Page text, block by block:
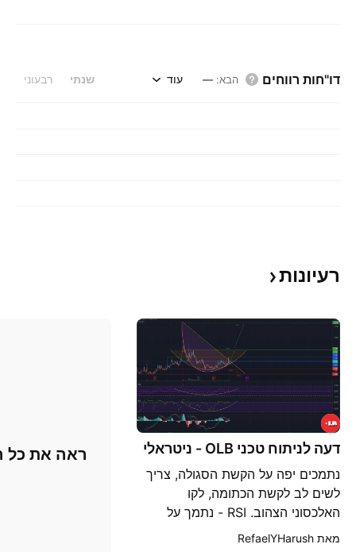
דו"חות רווחים הבא:
— שנתי רבעוני עוד
רעיונות
דעה לניתוח טכני OLB - ניטראלי
נתמכים יפה על הקשת הסגולה, צריך
לשים לב לקשת הכתומה, לקו
האלכסוני הצהוב. RSI - נתמך על
הקשת. MACD - מתחיל להראות נרות
מאת ‎RefaelYHarush‎
ראה את כל